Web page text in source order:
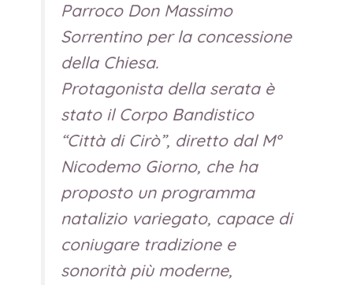
Parroco Don Massimo
Sorrentino per la concessione
della Chiesa.
Protagonista della serata è
stato il Corpo Bandistico
“Città di Cirò”, diretto dal M°
Nicodemo Giorno, che ha
proposto un programma
natalizio variegato, capace di
coniugare tradizione e
sonorità più moderne,